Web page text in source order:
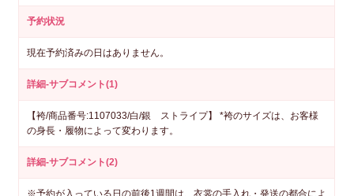
予約状況
現在予約済みの日はありません。
詳細-サブコメント(1)
【袴/商品番号:1107033/白/銀 ストライプ】 *袴のサイズは、お客様
の身長・履物によって変わります。
詳細-サブコメント(2)
※予約が入っている日の前後1週間は、衣裳の手入れ・発送の都合によ